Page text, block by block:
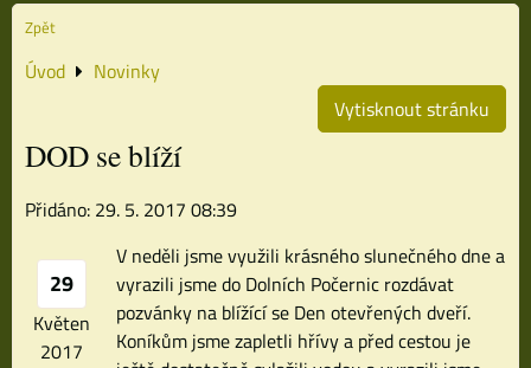
Zpět
Úvod
Novinky
Vytisknout stránku
DOD se blíží
Přidáno: 29. 5. 2017 08:39
29
Květen
2017
V neděli jsme využili krásného slunečného dne a
vyrazili jsme do Dolních Počernic rozdávat
pozvánky na blížící se Den otevřených dveří.
Koníkům jsme zapletli hřívy a před cestou je